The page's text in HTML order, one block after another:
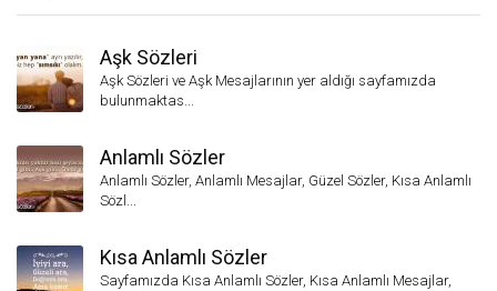
Aşk Sözleri
Aşk Sözleri ve Aşk Mesajlarının yer aldığı sayfamızda
bulunmaktas...
Anlamlı Sözler
Anlamlı Sözler, Anlamlı Mesajlar, Güzel Sözler, Kısa Anlamlı
Sözl...
Kısa Anlamlı Sözler
Sayfamızda Kısa Anlamlı Sözler, Kısa Anlamlı Mesajlar,